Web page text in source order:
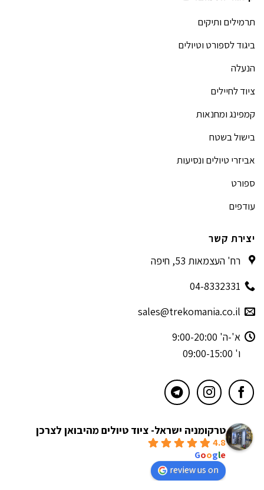
תרמילים ותיקים
ביגוד לספורט וטיולים
הנעלה
ציוד לחיילים
קמפינג ומחנאות
בישול בשטח
אביזרי טיולים ונסיעות
ספורט
עודפים
יצירת קשר
רח' העצמאות 53, חיפה
04-8332331
sales@trekomania.co.il
א'-ה' 9:00-20:00
ו' 09:00-15:00
טרקומניה ישראל- ציוד טיולים מהיבואן לצרכן
4.8
Google
review us on